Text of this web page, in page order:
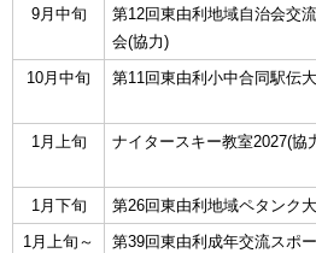
9月中旬
第12回東由利地域自治会交
会(協力)
10月中旬
第11回東由利小中合同駅伝
1月上旬
ナイタースキー教室2027(協
1月下旬
第26回東由利地域ペタンク
1月上旬～
第39回東由利成年交流スポ